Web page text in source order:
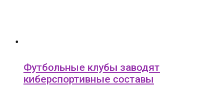
Футбольные клубы заводят
киберспортивные составы